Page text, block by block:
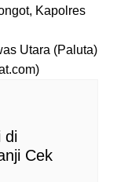
Utara (Paluta)
di
Cek